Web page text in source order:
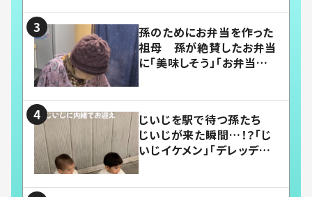
孫のためにお弁当を作った
祖母 孫が絶賛したお弁当
に「美味しそう」「お弁当すご
じいじを駅で待つ孫たち
じいじが来た瞬間…！？「じ
いじイケメン」「デレッデレ」